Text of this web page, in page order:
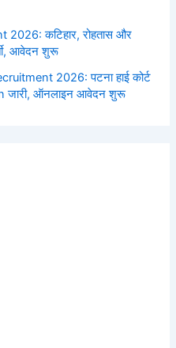
कटिहार, रोहतास और
आवेदन शुरू
2026: पटना हाई कोर्ट
जारी, ऑनलाइन आवेदन शुरू